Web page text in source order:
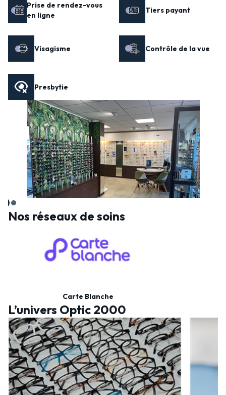
Prise de rendez-vous
en ligne
Tiers payant
Visagisme Contrôle de la vue
Presbytie
Nos réseaux de soins
Carte Blanche
L’univers Optic 2000